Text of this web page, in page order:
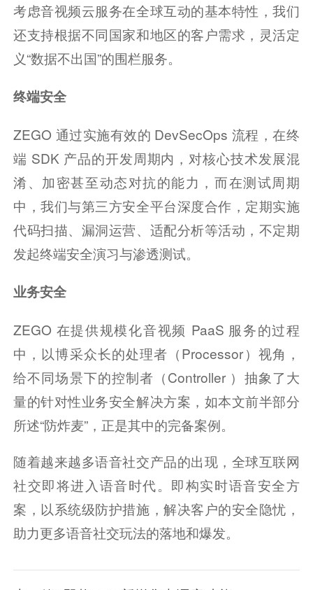
考虑音视频云服务在全球互动的基本特性，我们
还支持根据不同国家和地区的客户需求，灵活定
义“数据不出国”的围栏服务。
终端安全
ZEGO 通过实施有效的 DevSecOps 流程，在终
端 SDK 产品的开发周期内，对核心技术发展混
淆、加密甚至动态对抗的能力，而在测试周期
中，我们与第三方安全平台深度合作，定期实施
代码扫描、漏洞运营、适配分析等活动，不定期
发起终端安全演习与渗透测试。
业务安全
ZEGO 在提供规模化音视频 PaaS 服务的过程
中，以博采众长的处理者（Processor）视角，
给不同场景下的控制者（Controller ）抽象了大
量的针对性业务安全解决方案，如本文前半部分
所述“防炸麦”，正是其中的完备案例。
随着越来越多语音社交产品的出现，全球互联网
社交即将进入语音时代。即构实时语音安全方
案，以系统级防护措施，解决客户的安全隐忧，
助力更多语音社交玩法的落地和爆发。